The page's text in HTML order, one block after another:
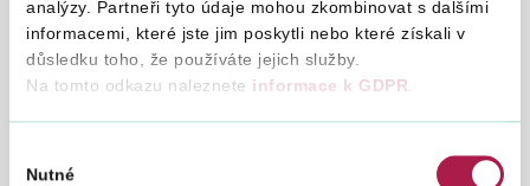
analýzy. Partneři tyto údaje mohou zkombinovat s dalšími
informacemi, které jste jim poskytli nebo které získali v
důsledku toho, že používáte jejich služby.
Na tomto odkazu naleznete informace k GDPR.
souhlasu
Nutné
který firmám usnadňuje plnění povinností prostřednictvím
moderních a digitálních nástrojů, větší srozumitelnosti
i předvídatelného prostředí,“uvedlagenerální ředitelka
Finanční správy ČR Simona Hornochová.
firem také mezi důležité zaměstnavatele a investory. Jejich
role tak dalece přesahuje oblast veřejných financí. Finanční